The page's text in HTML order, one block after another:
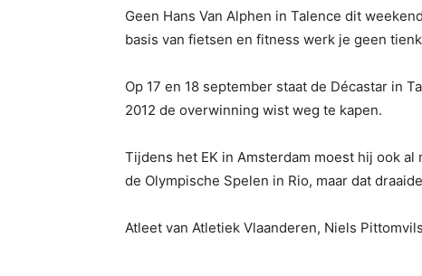
Geen Hans Van Alphen in Talence dit
basis van fietsen en fitness werk je geen
Op 17 en 18 september staat de Décastar in
2012 de overwinning wist weg te kapen.
Tijdens het EK in Amsterdam moest hij ook
de Olympische Spelen in Rio, maar dat
Atleet van Atletiek Vlaanderen, Niels